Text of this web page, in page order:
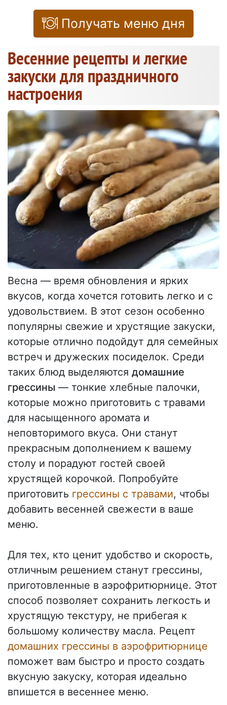
Получать меню дня
Весенние рецепты и легкие
закуски для праздничного
настроения
Весна — время обновления и ярких
вкусов, когда хочется готовить легко и с
удовольствием. В этот сезон особенно
популярны свежие и хрустящие закуски,
которые отлично подойдут для семейных
встреч и дружеских посиделок. Среди
таких блюд выделяются домашние
грессины — тонкие хлебные палочки,
которые можно приготовить с травами
для насыщенного аромата и
неповторимого вкуса. Они станут
прекрасным дополнением к вашему
столу и порадуют гостей своей
хрустящей корочкой. Попробуйте
приготовить грессины с травами, чтобы
добавить весенней свежести в ваше
меню.
Для тех, кто ценит удобство и скорость,
отличным решением станут грессины,
приготовленные в аэрофритюрнице. Этот
способ позволяет сохранить легкость и
хрустящую текстуру, не прибегая к
большому количеству масла. Рецепт
домашних грессины в аэрофритюрнице
поможет вам быстро и просто создать
вкусную закуску, которая идеально
впишется в весеннее меню.